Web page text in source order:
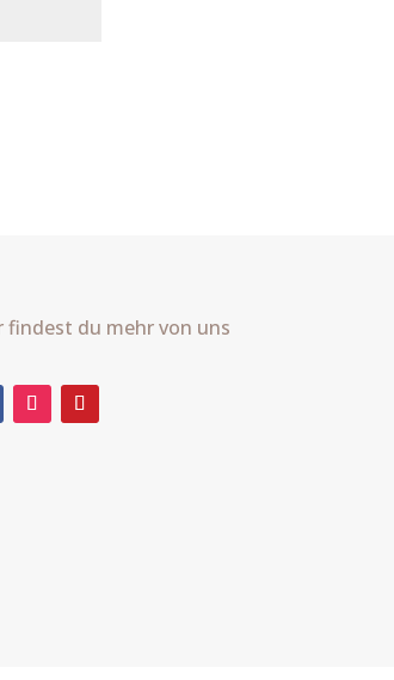
findest du mehr von uns